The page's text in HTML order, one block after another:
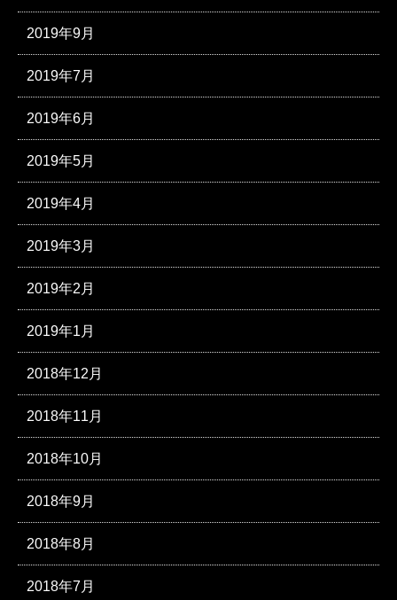
2019年9月
2019年7月
2019年6月
2019年5月
2019年4月
2019年3月
2019年2月
2019年1月
2018年12月
2018年11月
2018年10月
2018年9月
2018年8月
2018年7月